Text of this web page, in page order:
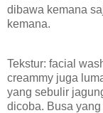
dibawa kemana
kemana.
Tekstur: facial
creammy juga
yang sebulir
dicoba. Busa